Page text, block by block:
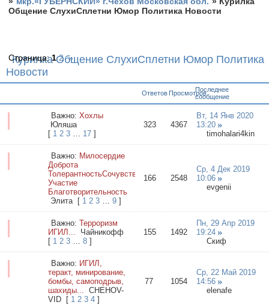
Общение СлухиСплетни Юмор Политика Новости
Курилка Общение СлухиСплетни Юмор Политика
Новости
Страница:1 2 »
Ответов ПросмотровПоследнее
сообщение
Важно: Хохлы
Юляша
[ 1 2 3 … 17 ]
323 4367
Вт, 14 Янв 2020
13:20
timohalari4kin
Важно: Милосердие
Доброта
ТолерантностьСочувствие
Участие
Благотворительность
Элита
[ 1 2 3 … 9 ]
166 2548
Ср, 4 Дек 2019
10:06
evgenii
Важно: Терроризм
ИГИЛ...
Чaйникофф
[ 1 2 3 … 8 ]
155 1492
Пн, 29 Апр 2019
19:24
Скиф
Важно: ИГИЛ,
теракт, минирование,
бомбы, самоподрыв,
шахиды... CHEHOV-
VID
[ 1 2 3 4 ]
77 1054
Ср, 22 Май 2019
14:56
elenafe